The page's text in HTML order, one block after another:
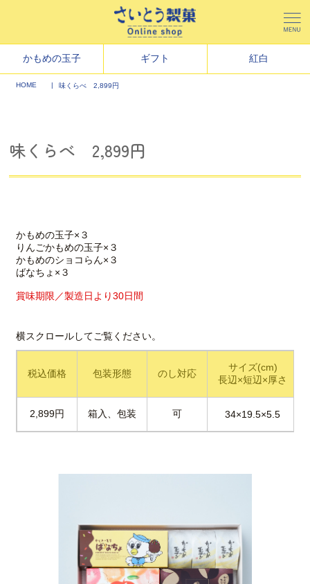
かもめの玉子 ギフト 紅白
HOME 味くらべ 2,899円
味くらべ 2,899円
かもめの玉子×３
りんごかもめの玉子×３
かもめのショコらん×３
ばなちょ×３
賞味期限／製造日より30日間
税込価格 包装形態 のし対応
サイズ(cm)
長辺×短辺×厚さ
2,899円 箱入、包装 可 34×19.5×5.5